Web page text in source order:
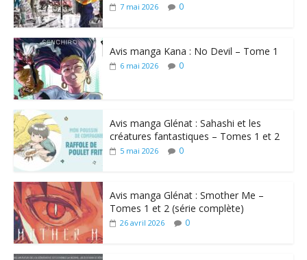
7 mai 2026 0
Avis manga Kana : No Devil – Tome 1
6 mai 2026 0
Avis manga Glénat : Sahashi et les
créatures fantastiques – Tomes 1 et 2
5 mai 2026 0
Avis manga Glénat : Smother Me –
Tomes 1 et 2 (série complète)
26 avril 2026 0